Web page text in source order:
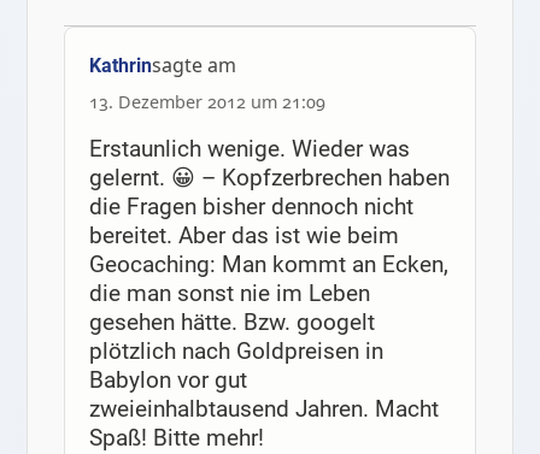
Kathrinsagte am
13. Dezember 2012 um 21:09
Erstaunlich wenige. Wieder was
gelernt. 😀 – Kopfzerbrechen haben
die Fragen bisher dennoch nicht
bereitet. Aber das ist wie beim
Geocaching: Man kommt an Ecken,
die man sonst nie im Leben
gesehen hätte. Bzw. googelt
plötzlich nach Goldpreisen in
Babylon vor gut
zweieinhalbtausend Jahren. Macht
Spaß! Bitte mehr!